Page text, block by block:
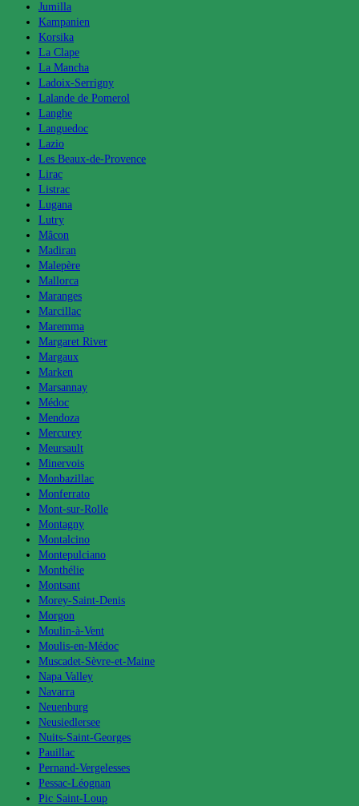
Jumilla
Kampanien
Korsika
La Clape
La Mancha
Ladoix-Serrigny
Lalande de Pomerol
Langhe
Languedoc
Lazio
Les Beaux-de-Provence
Lirac
Listrac
Lugana
Lutry
Mâcon
Madiran
Malepère
Mallorca
Maranges
Marcillac
Maremma
Margaret River
Margaux
Marken
Marsannay
Médoc
Mendoza
Mercurey
Meursault
Minervois
Monbazillac
Monferrato
Mont-sur-Rolle
Montagny
Montalcino
Montepulciano
Monthélie
Montsant
Morey-Saint-Denis
Morgon
Moulin-à-Vent
Moulis-en-Médoc
Muscadet-Sèvre-et-Maine
Napa Valley
Navarra
Neuenburg
Neusiedlersee
Nuits-Saint-Georges
Pauillac
Pernand-Vergelesses
Pessac-Léognan
Pic Saint-Loup